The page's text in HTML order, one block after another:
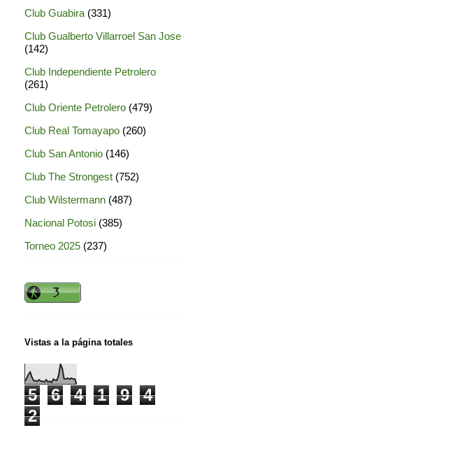
Club Guabira (331)
Club Gualberto Villarroel San Jose
(142)
Club Independiente Petrolero
(261)
Club Oriente Petrolero (479)
Club Real Tomayapo (260)
Club San Antonio (146)
Club The Strongest (752)
Club Wilstermann (487)
Nacional Potosi (385)
Torneo 2025 (237)
Vistas a la página totales
5 6 4 1 9
4
2